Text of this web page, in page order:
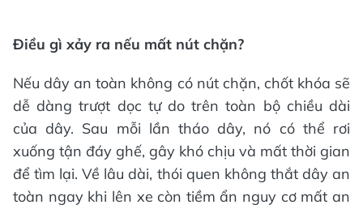
Điều gì xảy ra nếu mất nút chặn?
Nếu dây an toàn không có nút chặn, chốt khóa sẽ
dễ dàng trượt dọc tự do trên toàn bộ chiều dài
của dây. Sau mỗi lần tháo dây, nó có thể rơi
xuống tận đáy ghế, gây khó chịu và mất thời gian
để tìm lại. Về lâu dài, thói quen không thắt dây an
toàn ngay khi lên xe còn tiềm ẩn nguy cơ mất an